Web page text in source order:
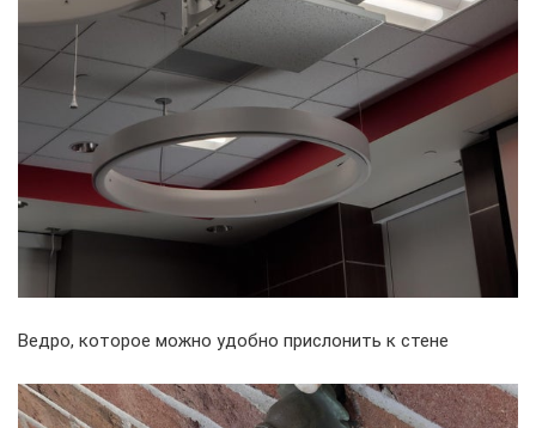
Ведро, которое можно удобно прислонить к стене